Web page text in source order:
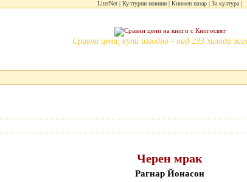
LiterNet Културни новини Книжен пазар За култура
Сравни цени, купи изгодно - над 233 хиляди
Черен мрак
Рагнар Йонасон